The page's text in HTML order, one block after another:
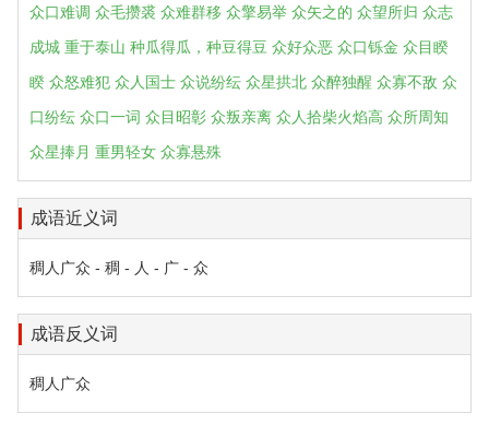
众口难调 众毛攒裘 众难群移 众擎易举 众矢之的 众望所归 众志
成城 重于泰山 种瓜得瓜，种豆得豆 众好众恶 众口铄金 众目睽
睽 众怒难犯 众人国士 众说纷纭 众星拱北 众醉独醒 众寡不敌 众
口纷纭 众口一词 众目昭彰 众叛亲离 众人拾柴火焰高 众所周知
众星捧月 重男轻女 众寡悬殊
成语近义词
稠人广众 - 稠 - 人 - 广 - 众
成语反义词
稠人广众